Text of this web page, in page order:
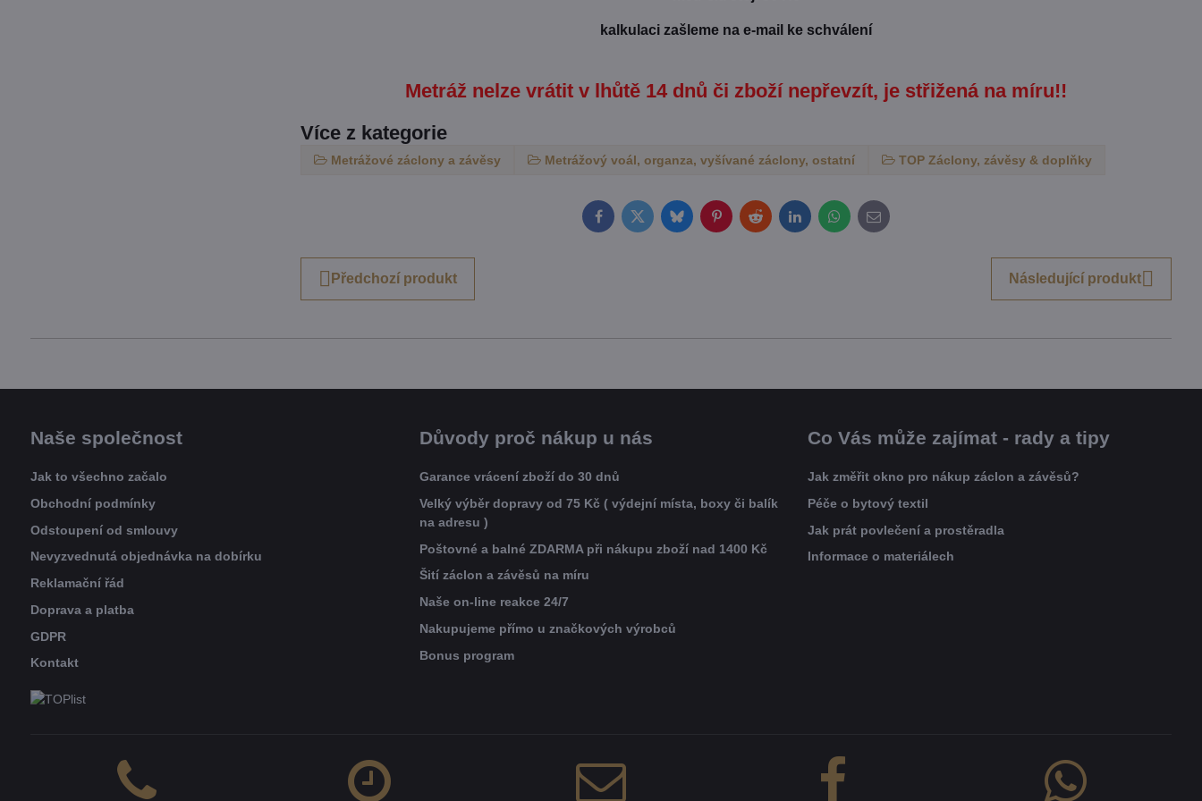
kalkulaci zašleme na e-mail ke schválení
Metráž nelze vrátit v lhůtě 14 dnů či zboží nepřevzít, je střižená na míru!!
Více z kategorie
Metrážové záclony a závěsy Metrážový voál, organza, vyšívané záclony, ostatní TOP Záclony, závěsy & doplňky
FacebookTwitterBlueskyPinterestRedditLinkedInWhatsApp
E-
mail
Předchozí produkt Následující produkt
Naše společnost
Jak to všechno začalo
Obchodní podmínky
Odstoupení od smlouvy
Nevyzvednutá objednávka na dobírku
Reklamační řád
Doprava a platba
GDPR
Kontakt
Důvody proč nákup u nás
Garance vrácení zboží do 30 dnů
Velký výběr dopravy od 75 Kč ( výdejní místa, boxy či balík
na adresu )
Poštovné a balné ZDARMA při nákupu zboží nad 1400 Kč
Šití záclon a závěsů na míru
Naše on-line reakce 24/7
Nakupujeme přímo u značkových výrobců
Bonus program
Co Vás může zajímat - rady a tipy
Jak změřit okno pro nákup záclon a závěsů?
Péče o bytový textil
Jak prát povlečení a prostěradla
Informace o materiálech